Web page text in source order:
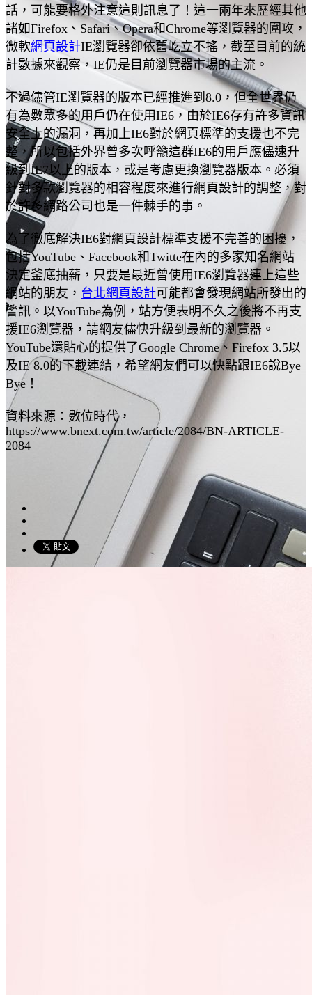
話，可能要格外注意這則訊息了！這一兩年來歷經其他
諸如Firefox、Safari、Opera和Chrome等瀏覽器的圍攻，
微軟網頁設計IE瀏覽器卻依舊屹立不搖，截至目前的統
計數據來觀察，IE仍是目前瀏覽器市場的主流。
不過儘管IE瀏覽器的版本已經推進到8.0，但全世界仍
有為數眾多的用戶仍在使用IE6，由於IE6存有許多資訊
安全上的漏洞，再加上IE6對於網頁標準的支援也不完
整，所以包括外界曾多次呼籲這群IE6的用戶應儘速升
級到IE7以上的版本，或是考慮更換瀏覽器版本。必須
針對多款瀏覽器的相容程度來進行網頁設計的調整，對
於許多網路公司也是一件棘手的事。
為了徹底解決IE6對網頁設計標準支援不完善的困擾，
包括YouTube、Facebook和Twitte在內的多家知名網站
決定釜底抽薪，只要是最近曾使用IE6瀏覽器連上這些
網站的朋友， 台北網頁設計可能都會發現網站所發出的
警訊。以YouTube為例，站方便表明不久之後將不再支
援IE6瀏覽器，請網友儘快升級到最新的瀏覽器。
YouTube還貼心的提供了Google Chrome、Firefox 3.5以
及IE 8.0的下載連結，希望網友們可以快點跟IE6說Bye
Bye！
資料來源：數位時代，
https://www.bnext.com.tw/article/2084/BN-ARTICLE-
2084